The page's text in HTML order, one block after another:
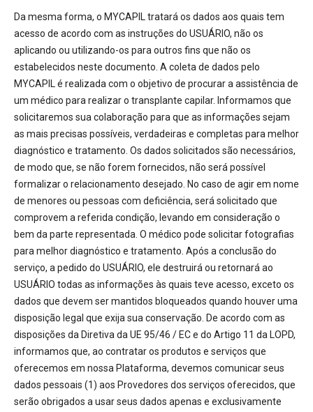
Da mesma forma, o MYCAPIL tratará os dados aos quais tem
acesso de acordo com as instruções do USUÁRIO, não os
aplicando ou utilizando-os para outros fins que não os
estabelecidos neste documento. A coleta de dados pelo
MYCAPIL é realizada com o objetivo de procurar a assistência de
um médico para realizar o transplante capilar. Informamos que
solicitaremos sua colaboração para que as informações sejam
as mais precisas possíveis, verdadeiras e completas para melhor
diagnóstico e tratamento. Os dados solicitados são necessários,
de modo que, se não forem fornecidos, não será possível
formalizar o relacionamento desejado. No caso de agir em nome
de menores ou pessoas com deficiência, será solicitado que
comprovem a referida condição, levando em consideração o
bem da parte representada. O médico pode solicitar fotografias
para melhor diagnóstico e tratamento. Após a conclusão do
serviço, a pedido do USUÁRIO, ele destruirá ou retornará ao
USUÁRIO todas as informações às quais teve acesso, exceto os
dados que devem ser mantidos bloqueados quando houver uma
disposição legal que exija sua conservação. De acordo com as
disposições da Diretiva da UE 95/46 / EC e do Artigo 11 da LOPD,
informamos que, ao contratar os produtos e serviços que
oferecemos em nossa Plataforma, devemos comunicar seus
dados pessoais (1) aos Provedores dos serviços oferecidos, que
serão obrigados a usar seus dados apenas e exclusivamente